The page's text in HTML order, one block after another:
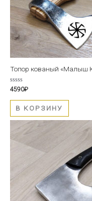
Топор кованый «Малыш
Оценка
из
4590₽
В КОРЗИНУ